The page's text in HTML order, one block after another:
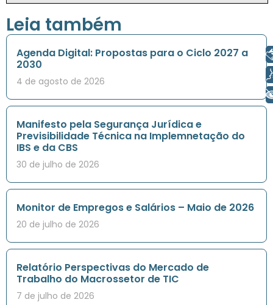
Leia também
Agenda Digital: Propostas para o Ciclo 2027 a
2030
4 de agosto de 2026
Manifesto pela Segurança Jurídica e
Previsibilidade Técnica na Implemnetação do
IBS e da CBS
30 de julho de 2026
Monitor de Empregos e Salários – Maio de 2026
20 de julho de 2026
Relatório Perspectivas do Mercado de
Trabalho do Macrossetor de TIC
7 de julho de 2026
Libras